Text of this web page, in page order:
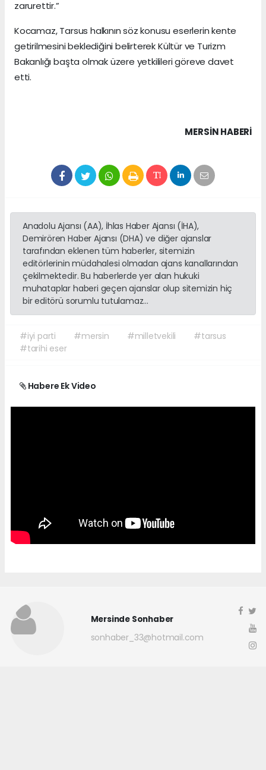
zarurettir.”
Kocamaz, Tarsus halkının söz konusu eserlerin kente
getirilmesini beklediğini belirterek Kültür ve Turizm
Bakanlığı başta olmak üzere yetkilileri göreve davet
etti.
MERSIN HABERİ
Anadolu Ajansı (AA), İhlas Haber Ajansı (İHA),
Demirören Haber Ajansı (DHA) ve diğer ajanslar
tarafından eklenen tüm haberler, sitemizin
editörlerinin müdahalesi olmadan ajans kanallarından
çekilmektedir. Bu haberlerde yer alan hukuki
muhataplar haberi geçen ajanslar olup sitemizin hiç
bir editörü sorumlu tutulamaz...
#iyi parti #mersin #milletvekili
#tarsus
#tarihi eser
Habere Ek Video
Mersinde Sonhaber
sonhaber_33@hotmail.com